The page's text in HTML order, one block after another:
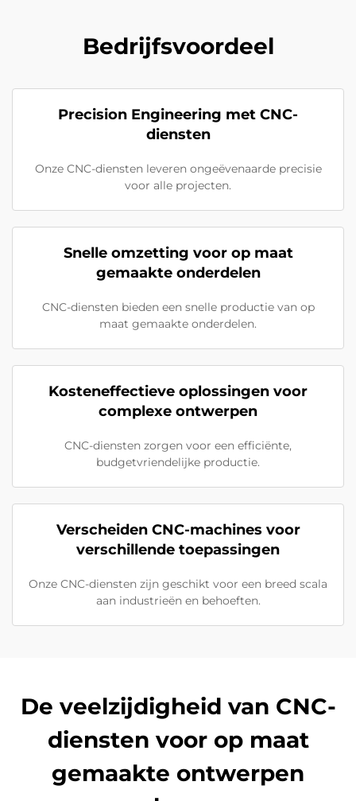
Bedrijfsvoordeel
Precision Engineering met CNC-
diensten
Onze CNC-diensten leveren ongeëvenaarde precisie
voor alle projecten.
Snelle omzetting voor op maat
gemaakte onderdelen
CNC-diensten bieden een snelle productie van op
maat gemaakte onderdelen.
Kosteneffectieve oplossingen voor
complexe ontwerpen
CNC-diensten zorgen voor een efficiënte,
budgetvriendelijke productie.
Verscheiden CNC-machines voor
verschillende toepassingen
Onze CNC-diensten zijn geschikt voor een breed scala
aan industrieën en behoeften.
De veelzijdigheid van CNC-
diensten voor op maat
gemaakte ontwerpen